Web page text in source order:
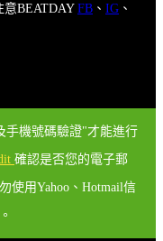
意BEATDAY FB 、 IG 、
手機號碼驗證"才能進行
確認是否您的電子郵
使用Yahoo、Hotmail信